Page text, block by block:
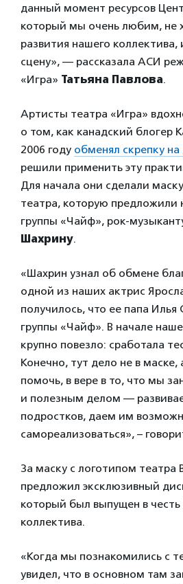
данный момент ресурсов
который мы очень любим, не
развития нашего
сцену», — рассказала АСИ
«Игра» Татьяна Павлова.
Артисты театра «Игра»
о том, как канадский блогер
2006 году обменял скрепку
решили применить эту
Для начала они сделали
театра, которую предложили
группы «Чайф», рок-
Шахрину.
«Шахрин узнал об обмене
одной из наших актрис
получилось, что ее папа
группы «Чайф». В начале
крупно повезло: сработала
Конечно, тут дело не в маске,
помочь, в вере в то, что мы
и полезным делом —
подростков, даем им
самореализоваться», –
За маску с логотипом
предложил эксклюзивный
который был выпущен в честь
коллектива.
«Когда мы познакомились с
увидел, что в основном там